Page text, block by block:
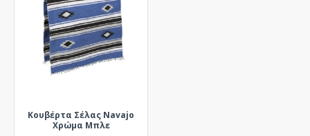
Κουβέρτα Σέλας Navajo
Χρώμα Μπλε